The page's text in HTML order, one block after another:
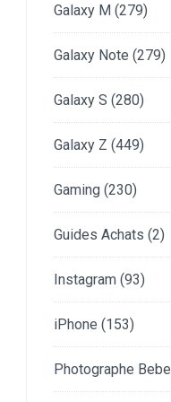
Galaxy M (279)
Galaxy Note (279)
Galaxy S (280)
Galaxy Z (449)
Gaming (230)
Guides Achats (2)
Instagram (93)
iPhone (153)
Photographe Bebe